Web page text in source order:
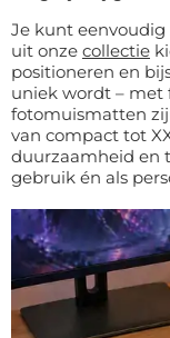
Je kunt eenvoudig
uit onze collectie
positioneren en
uniek wordt – met
fotomuismatten
van compact tot
duurzaamheid en
gebruik én als